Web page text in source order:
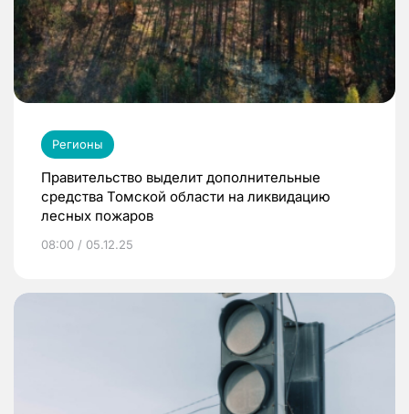
Регионы
Правительство выделит дополнительные
средства Томской области на ликвидацию
лесных пожаров
08:00 / 05.12.25